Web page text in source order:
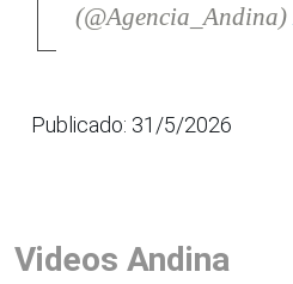
(@Agencia_Andina)
Publicado: 31/5/2026
Videos Andina